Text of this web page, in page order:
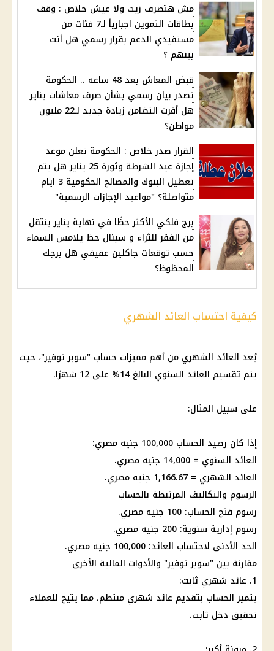
مش هتصرف زيت ولا عيش خلاص : وقف
بطاقات التموين اجبارياً لـ7 فئات من
مستفيدي الدعم بقرار رسمي هل أنت
بينهم ؟
قبض المعاش بعد 48 ساعه .. الحكومة
تصدر بيان رسمي بشأن صرف معاشات يناير
هل أقرت التضامن زيادة جديد لـ22 مليون
مواطن؟
القرار صدر خلاص : الحكومة تعلن موعد
إجازة عيد الشرطة وثورة 25 يناير هل يتم
تعطيل البنوك والمصالح الحكومية 3 ايام
متواصلة؟ "مواعيد الإجازات الرسمية"
برج فلكي الأكثر حظًا في نهاية يناير ينتقل
من الفقر للثراء و سينال حظ يلامس السماء
حسب توقعات جاكلين عقيقي هل برجك
المحظوظ؟
كيفية احتساب العائد الشهري
يُعد العائد الشهري من أهم مميزات حساب "سوبر توفير"، حيث
يتم تقسيم العائد السنوي البالغ 14% على 12 شهرًا.
على سبيل المثال:
إذا كان رصيد الحساب جنيه مصري:
العائد السنوي = 14,000 جنيه مصري.
العائد الشهري = 1,166.67 جنيه مصري.
الرسوم والتكاليف المرتبطة بالحساب
رسوم فتح الحساب: 100
جنيه مصري.
رسوم إدارية سنوية: 200
جنيه مصري.
الحد الأدنى لاحتساب العائد: 100,000 جنيه مصري.
مقارنة بين "سوبر توفير" والأدوات المالية الأخرى
1. عائد شهري ثابت:
يتميز الحساب بتقديم عائد شهري منتظم، مما يتيح للعملاء
تحقيق دخل ثابت.